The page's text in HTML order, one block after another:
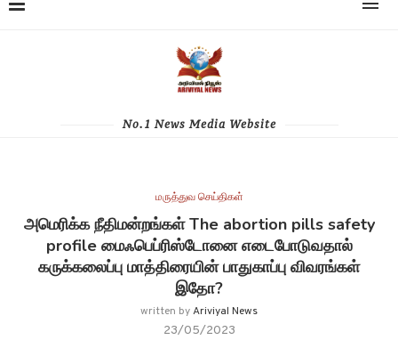
No.1 News Media Website
மருத்துவ செய்திகள்
அமெரிக்க நீதிமன்றங்கள் The abortion pills safety
profile மைஃபெப்ரிஸ்டோனை எடைபோடுவதால்
கருக்கலைப்பு மாத்திரையின் பாதுகாப்பு விவரங்கள்
இதோ?
written byAriviyal News
23/05/2023